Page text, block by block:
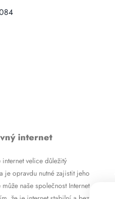
internet
velice důležitý
je opravdu nutné zajistit jeho
naše společnost Internet